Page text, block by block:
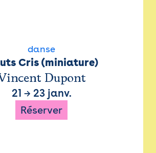
danse
Cris (miniature)
Dupont
21 → 23 janv.
Réserver